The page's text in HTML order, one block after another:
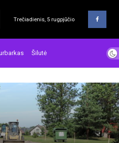
Trečiadienis, 5 rugpjūčio
Šilutė